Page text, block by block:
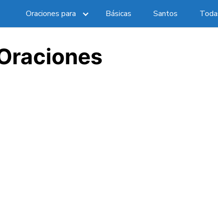
Oraciones para Básicas Santos